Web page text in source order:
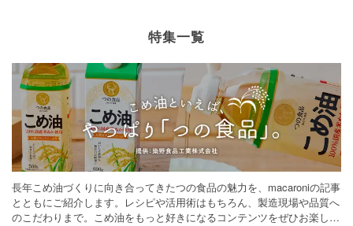
特集一覧
長年こめ油づくりに向き合ってきたつの食品の魅力を、macaroniの記事
とともにご紹介します。レシピや活用術はもちろん、製造現場や品質へ
のこだわりまで。こめ油をもっと好きになるコンテンツをぜひお楽しみ